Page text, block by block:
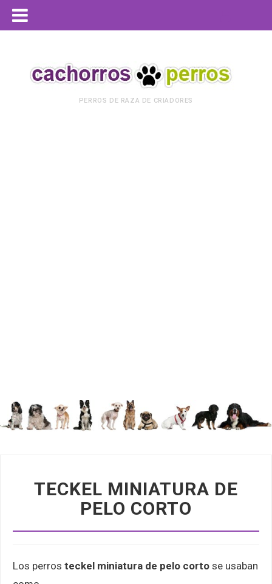
PERROS DE RAZA DE CRIADORES
TECKEL MINIATURA DE
PELO CORTO
Los perros teckel miniatura de pelo corto se usaban